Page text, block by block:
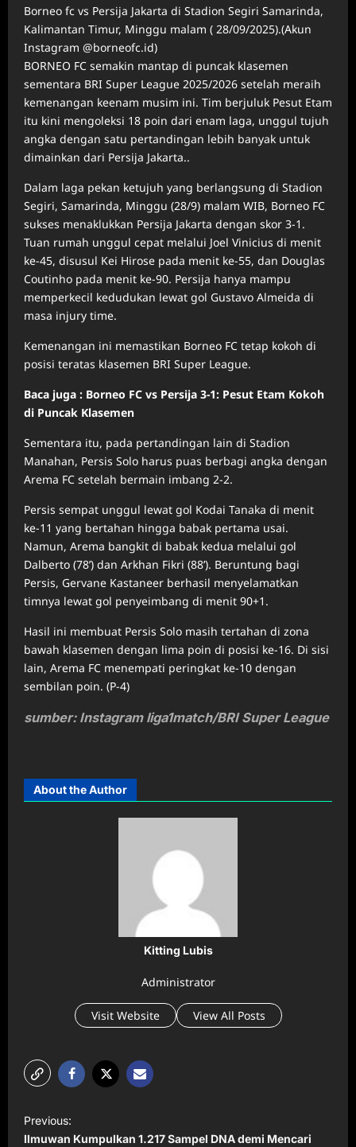
Borneo fc vs Persija Jakarta di Stadion Segiri Samarinda,
Kalimantan Timur, Minggu malam ( 28/09/2025).(Akun
Instagram @borneofc.id)
BORNEO FC semakin mantap di puncak klasemen
sementara BRI Super League 2025/2026 setelah meraih
kemenangan keenam musim ini. Tim berjuluk Pesut Etam
itu kini mengoleksi 18 poin dari enam laga, unggul tujuh
angka dengan satu pertandingan lebih banyak untuk
dimainkan dari Persija Jakarta..
Dalam laga pekan ketujuh yang berlangsung di Stadion
Segiri, Samarinda, Minggu (28/9) malam WIB, Borneo FC
sukses menaklukkan Persija Jakarta dengan skor 3-1.
Tuan rumah unggul cepat melalui Joel Vinicius di menit
ke-45, disusul Kei Hirose pada menit ke-55, dan Douglas
Coutinho pada menit ke-90. Persija hanya mampu
memperkecil kedudukan lewat gol Gustavo Almeida di
masa injury time.
Kemenangan ini memastikan Borneo FC tetap kokoh di
posisi teratas klasemen BRI Super League.
Baca juga : Borneo FC vs Persija 3-1: Pesut Etam Kokoh
di Puncak Klasemen
Sementara itu, pada pertandingan lain di Stadion
Manahan, Persis Solo harus puas berbagi angka dengan
Arema FC setelah bermain imbang 2-2.
Persis sempat unggul lewat gol Kodai Tanaka di menit
ke-11 yang bertahan hingga babak pertama usai.
Namun, Arema bangkit di babak kedua melalui gol
Dalberto (78’) dan Arkhan Fikri (88’). Beruntung bagi
Persis, Gervane Kastaneer berhasil menyelamatkan
timnya lewat gol penyeimbang di menit 90+1.
Hasil ini membuat Persis Solo masih tertahan di zona
bawah klasemen dengan lima poin di posisi ke-16. Di sisi
lain, Arema FC menempati peringkat ke-10 dengan
sembilan poin. (P-4)
sumber: Instagram liga1match/BRI Super League
About the Author
Kitting Lubis
Administrator
Visit Website View All Posts
P
o
Previous:
Ilmuwan Kumpulkan 1.217 Sampel DNA demi Mencari